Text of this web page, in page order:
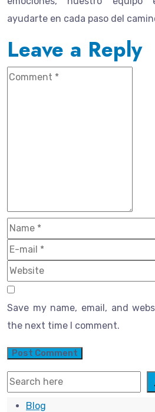
ayudarte en cada paso del
Leave a Reply
Save my name, email, and
the next time I comment.
Search
Blog